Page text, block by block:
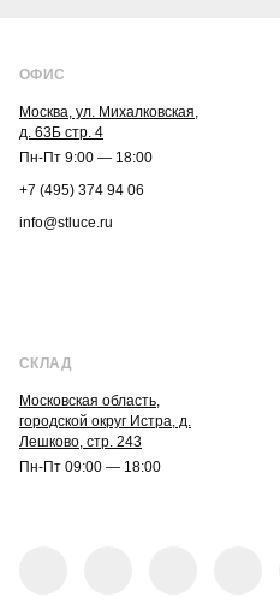
ОФИС
Москва, ул. Михалковская,
д. 63Б стр. 4
Пн-Пт 9:00 — 18:00
+7 (495) 374 94 06
info@stluce.ru
СКЛАД
Московская область,
городской округ Истра, д.
Лешково, стр. 243
Пн-Пт 09:00 — 18:00